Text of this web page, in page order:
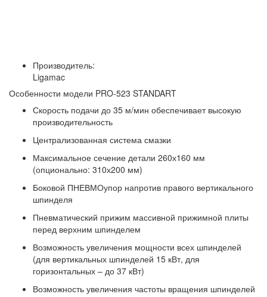
Производитель:
Ligamac
Особенности модели PRO-523 STANDART
Скорость подачи до 35 м/мин обеспечивает высокую
производительность
Централизованная система смазки
Максимальное сечение детали 260х160 мм
(опционально: 310х200 мм)
Боковой ПНЕВМОупор напротив правого вертикального
шпинделя
Пневматический прижим массивной прижимной плиты
перед верхним шпинделем
Возможность увеличения мощности всех шпинделей
(для вертикальных шпинделей 15 кВт, для
горизонтальных – до 37 кВт)
Возможность увеличения частоты вращения шпинделей